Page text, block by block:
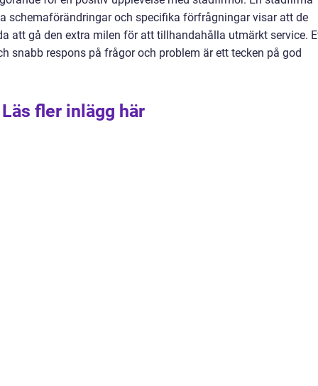
schemaförändringar och specifika förfrågningar visar att de
att gå den extra milen för att tillhandahålla utmärkt service.
snabb respons på frågor och problem är ett tecken på god
Läs fler inlägg här